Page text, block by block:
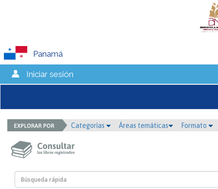
Panamá
Iniciar sesión
Categorías Áreas temáticas Formato